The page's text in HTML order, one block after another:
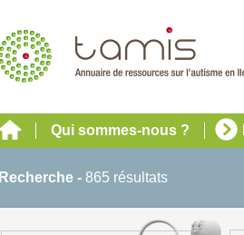
Qui sommes-nous ?
Recherche - 865 résultats